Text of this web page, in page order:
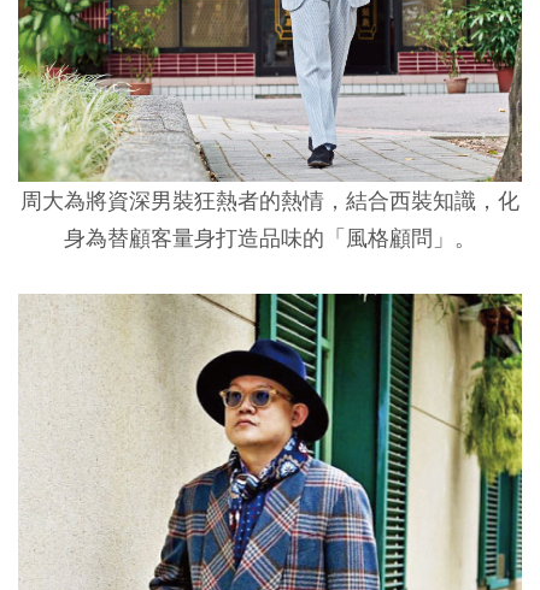
周大為將資深男裝狂熱者的熱情，結合西裝知識，化
身為替顧客量身打造品味的「風格顧問」。